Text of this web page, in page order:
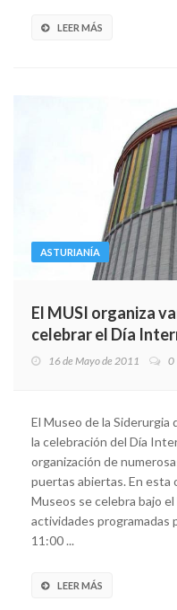
LEER MÁS
ASTURIANÍA
El MUSI organiza
celebrar el Día
16 de Mayo de 2011 0
El Museo de la Siderurgia
la celebración del Día
organización de
puertas abiertas. En esta
Museos se celebra bajo el
actividades programadas
11:00 ...
LEER MÁS